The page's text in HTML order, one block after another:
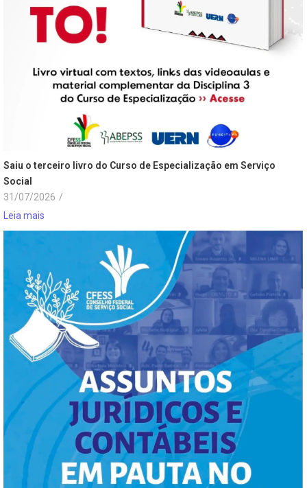
Saiu o terceiro livro do Curso de Especialização em Serviço
Social
31/07/2026 /
Leia mais